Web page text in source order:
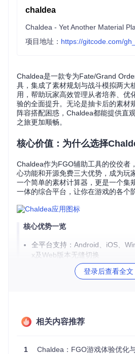
chaldea
项目地址： https://gitcode.com/
Chaldea是一款专为Fate/Grand
具，集成了素材规划与战斗模拟两大
用，帮助玩家高效管理从者培养、优
验的全面提升。无论是抽卡后的素材
阵容搭配困惑，Chaldea都能提供直
之旅更加顺畅。
核心价值：为什么选择
Chaldea作为FGO辅助工具的佼佼者
心功能和开源免费三大优势，成为玩
一个简单的素材计算器，更是一个集
一体的综合平台，让你在游戏的各个
核心优势一览
全平台支持：Android、iOS、
x及Web版本无缝切换
双核心功能：Chaldeas规划器
场景痛点：你是否曾遇到这些
否在挑战高难本时，因阵容搭配不当
登录后查看全文
相关内容推荐
1 Chaldea：FGO游戏体验优化